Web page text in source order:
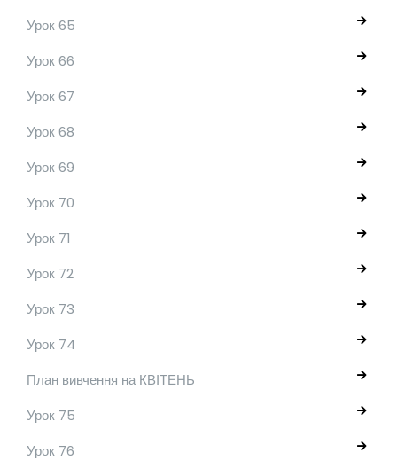
Урок 65
Урок 66
Урок 67
Урок 68
Урок 69
Урок 70
Урок 71
Урок 72
Урок 73
Урок 74
План вивчення на КВІТЕНЬ
Урок 75
Урок 76